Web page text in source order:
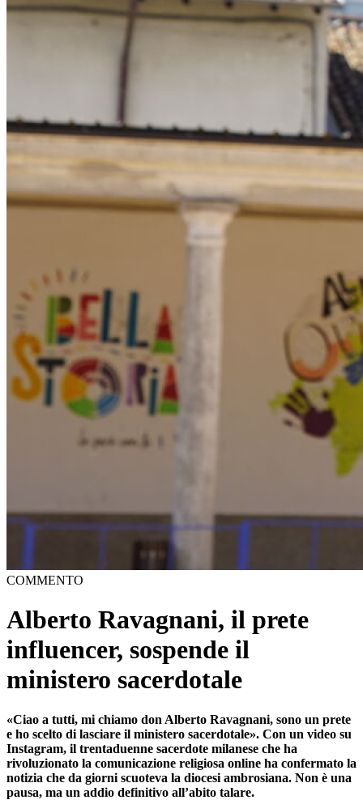
COMMENTO
Alberto Ravagnani, il prete
influencer, sospende il
ministero sacerdotale
«Ciao a tutti, mi chiamo don Alberto Ravagnani, sono un prete
e ho scelto di lasciare il ministero sacerdotale». Con un video su
Instagram, il trentaduenne sacerdote milanese che ha
rivoluzionato la comunicazione religiosa online ha confermato la
notizia che da giorni scuoteva la diocesi ambrosiana. Non è una
pausa, ma un addio definitivo all’abito talare.